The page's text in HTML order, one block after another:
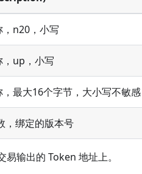
，n20，小写
，up，小写
，最大16个字节，大小写不敏感
，绑定的版本号
输出的 Token 地址上。